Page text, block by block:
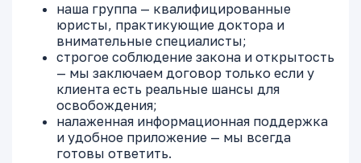
наша группа — квалифицированные
юристы, практикующие доктора и
внимательные специалисты;
строгое соблюдение закона и открытость
— мы заключаем договор только если у
клиента есть реальные шансы для
освобождения;
налаженная информационная поддержка
и удобное приложение — мы всегда
готовы ответить.